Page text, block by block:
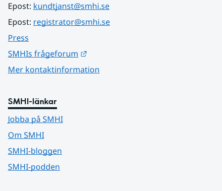
Epost: kundtjanst@smhi.se
Epost: registrator@smhi.se
Press
SMHIs frågeforum
Mer kontaktinformation
SMHI-länkar
Jobba på SMHI
Om SMHI
SMHI-bloggen
SMHI-podden